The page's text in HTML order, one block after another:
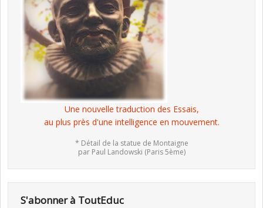
Une nouvelle traduction des Essais,
au plus près d'une intelligence en mouvement.
* Détail de la statue de Montaigne
par Paul Landowski (Paris 5ème)
S'abonner à ToutEduc